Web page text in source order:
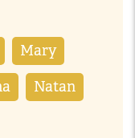
Mary
Natan